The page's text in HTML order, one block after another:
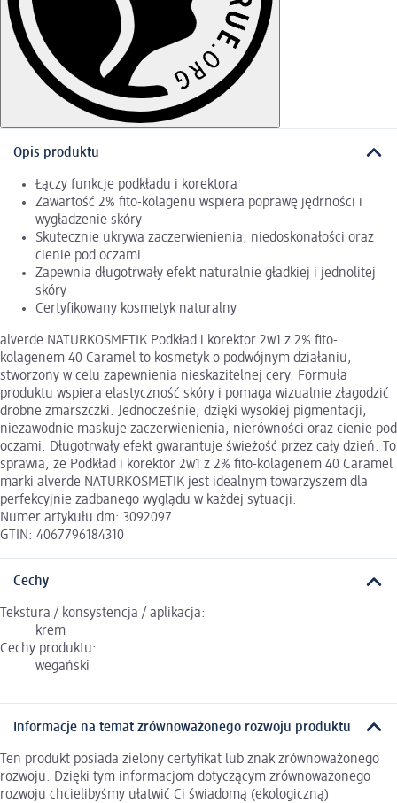
Opis produktu
Łączy funkcje podkładu i korektora
Zawartość 2% fito-kolagenu wspiera poprawę jędrności i
wygładzenie skóry
Skutecznie ukrywa zaczerwienienia, niedoskonałości oraz
cienie pod oczami
Zapewnia długotrwały efekt naturalnie gładkiej i jednolitej
skóry
Certyfikowany kosmetyk naturalny
alverde NATURKOSMETIK Podkład i korektor 2w1 z 2% fito-
kolagenem 40 Caramel to kosmetyk o podwójnym działaniu,
stworzony w celu zapewnienia nieskazitelnej cery. Formuła
produktu wspiera elastyczność skóry i pomaga wizualnie złagodzić
drobne zmarszczki. Jednocześnie, dzięki wysokiej pigmentacji,
niezawodnie maskuje zaczerwienienia, nierówności oraz cienie pod
oczami. Długotrwały efekt gwarantuje świeżość przez cały dzień. To
sprawia, że Podkład i korektor 2w1 z 2% fito-kolagenem 40 Caramel
marki alverde NATURKOSMETIK jest idealnym towarzyszem dla
perfekcyjnie zadbanego wyglądu w każdej sytuacji.
Numer artykułu dm: 3092097
GTIN: 4067796184310
Cechy
Tekstura / konsystencja / aplikacja:
krem
Cechy produktu:
wegański
Informacje na temat zrównoważonego rozwoju produktu
Ten produkt posiada zielony certyfikat lub znak zrównoważonego
rozwoju. Dzięki tym informacjom dotyczącym zrównoważonego
rozwoju chcielibyśmy ułatwić Ci świadomą (ekologiczną)